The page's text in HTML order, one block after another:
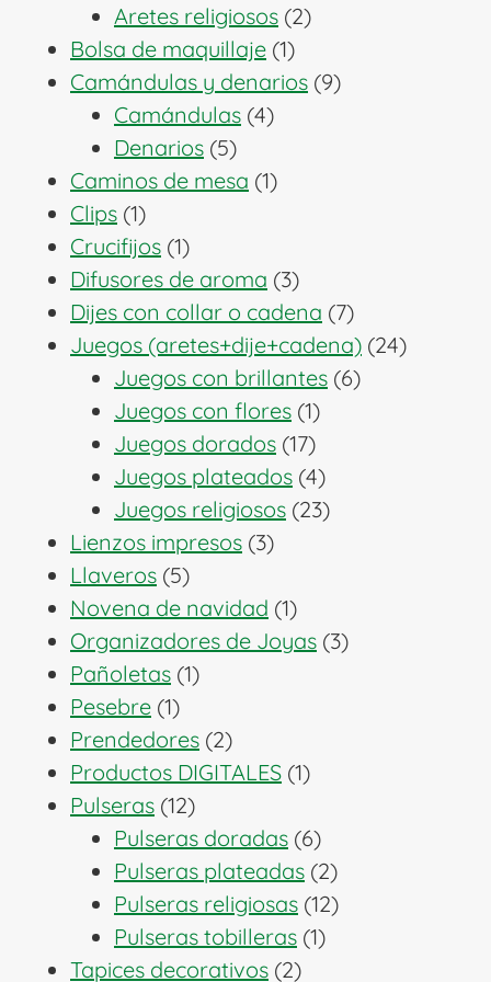
productos
Aretes religiosos 22
Bolsa de maquillaje 11
producto
Camándulas y denarios 99
Camándulas 44
Denarios 55
productos
Caminos de mesa 11
Clips 11
producto
Crucifijos 11
producto
Difusores de aroma 33
productos
Dijes con collar o cadena 77
productos
Juegos (aretes+dije+cadena) 2424
Juegos con brillantes 66
Juegos con flores 11
producto
Juegos dorados 1717
productos
Juegos plateados 44
productos
Juegos religiosos 2323
Lienzos impresos 33
Llaveros 55
productos
Novena de navidad 11
producto
Organizadores de Joyas 33
Pañoletas 11
Pesebre 11
producto
Prendedores 22
productos
Productos DIGITALES 11
Pulseras 1212
productos
Pulseras doradas 66
productos
Pulseras plateadas 22
productos
Pulseras religiosas 1212
Pulseras tobilleras 11
Tapices decorativos 22